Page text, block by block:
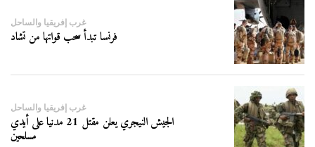
غرب إفريقيا والساحل
فرنسا تبدأ سحب قواتها من تشاد
غرب إفريقيا والساحل
الجيش النيجري يعلن مقتل 21 مدنيا على أيدي
مسلحين